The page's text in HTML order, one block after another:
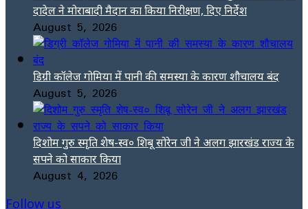
दादेल ने मोराबादी मैदान का किया निरीक्षण, दिए निर्देश
August 5, 2026
डिग्री कॉलेज गोमिया में पानी की समस्या के कारण शौचालय बंद
August 5, 2026
दिशोम गुरु स्मृति शेष-स्व० शिबू सोरेन जी ने अलग झारखंड राज्य के
सपने को साकार किया
August 4, 2026
Follow us